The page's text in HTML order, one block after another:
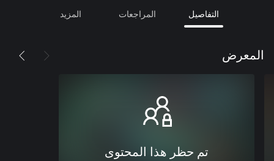
التفاصيل المراجعات المزيد
المعرض
تم حظر هذا المحتوى